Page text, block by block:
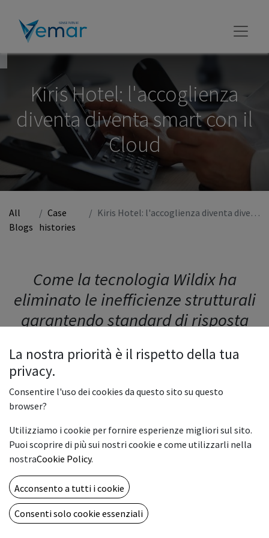
Kiris Hotel: l'accoglienza
diventa diventa smart con il
Cloud
All
Blogs
Case
histories
Kiris Hotel: l'accoglienza diventa diventa smart con il Cloud
Come la tecnologia Wildix ha
eliminato le inefficienze strutturali
garantendo standard di risposta
Comeridurre dell’83% le chiamate persein reception e
grazie a un centralino cloudper hotel.
IlKiris Hotelha trasformato la propria comunicazione
interna adottando una piattaforma di
Communication in cloud , migliorando continuità
operativa, flessibilità dello staff e
La nostra priorità è il rispetto della tua
privacy.
Consentire l'uso dei cookies da questo sito su questo
browser?
Utilizziamo i cookie per fornire esperienze migliori sul sito.
Puoi scoprire di più sui nostri cookie e come utilizzarli nella
nostraCookie Policy.
Acconsento a tutti i cookie
Consenti solo cookie essenziali